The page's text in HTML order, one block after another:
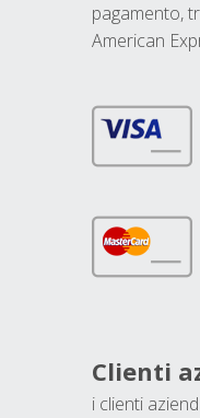
pagamento,
American
Clienti
i clienti